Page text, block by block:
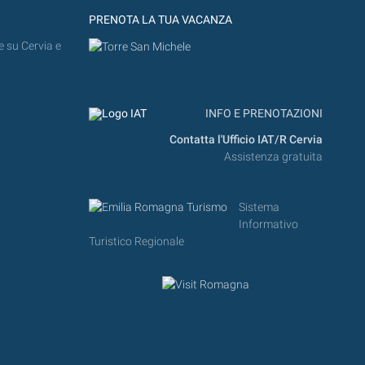
su Cervia e
PRENOTA LA TUA VACANZA
INFO E PRENOTAZIONI
Contatta l'Ufficio IAT/R Cervia
Assistenza gratuita
Sistema
Informativo
Turistico Regionale